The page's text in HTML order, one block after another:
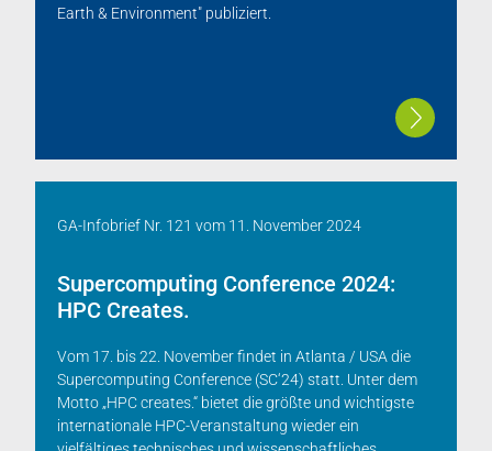
Earth & Environment" publiziert.
GA-Infobrief Nr. 121 vom 11. November 2024
Supercomputing Conference 2024:
HPC Creates.
Vom 17. bis 22. November findet in Atlanta / USA die
Supercomputing Conference (SC‘24) statt. Unter dem
Motto „HPC creates.“ bietet die größte und wichtigste
internationale HPC-Veranstaltung wieder ein